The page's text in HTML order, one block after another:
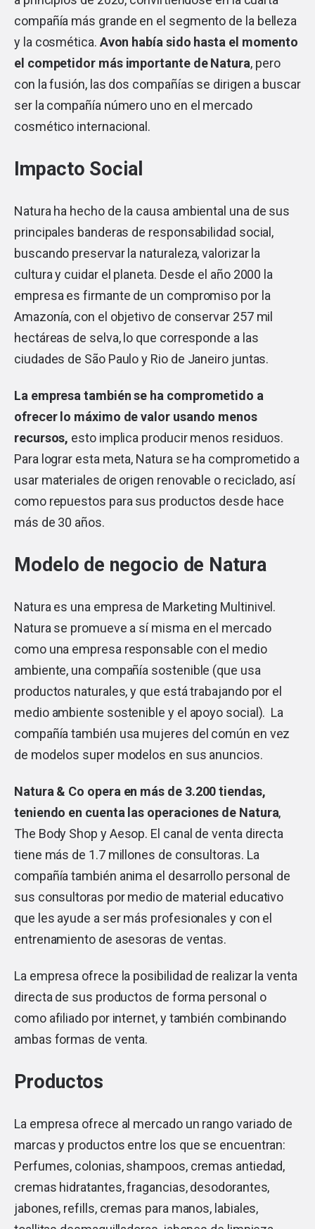
compañía más grande en el segmento de la belleza
y la cosmética. Avon había sido hasta el momento
el competidor más importante de Natura, pero
con la fusión, las dos compañías se dirigen a buscar
ser la compañía número uno en el mercado
cosmético internacional.
Impacto Social
Natura ha hecho de la causa ambiental una de sus
principales banderas de responsabilidad social,
buscando preservar la naturaleza, valorizar la
cultura y cuidar el planeta. Desde el año 2000 la
empresa es firmante de un compromiso por la
Amazonía, con el objetivo de conservar 257 mil
hectáreas de selva, lo que corresponde a las
ciudades de São Paulo y Rio de Janeiro juntas.
La empresa también se ha comprometido a
ofrecer lo máximo de valor usando menos
recursos, esto implica producir menos residuos.
Para lograr esta meta, Natura se ha comprometido a
usar materiales de origen renovable o reciclado, así
como repuestos para sus productos desde hace
más de 30 años.
Modelo de negocio de Natura
Natura es una empresa de Marketing Multinivel .
Natura se promueve a sí misma en el mercado
como una empresa responsable con el medio
ambiente, una compañía sostenible (que usa
productos naturales, y que está trabajando por el
medio ambiente sostenible y el apoyo social). La
compañía también usa mujeres del común en vez
de modelos super modelos en sus anuncios.
Natura & Co opera en más de 3.200 tiendas,
teniendo en cuenta las operaciones de Natura,
The Body Shop y Aesop. El canal de venta directa
tiene más de 1.7 millones de consultoras. La
compañía también anima el desarrollo personal de
sus consultoras por medio de material educativo
que les ayude a ser más profesionales y con el
entrenamiento de asesoras de ventas.
La empresa ofrece la posibilidad de realizar la venta
directa de sus productos de forma personal o
como afiliado por internet, y también combinando
ambas formas de venta.
Productos
La empresa ofrece al mercado un rango variado de
marcas y productos entre los que se encuentran:
Perfumes, colonias, shampoos, cremas antiedad,
cremas hidratantes, fragancias, desodorantes,
jabones, refills, cremas para manos, labiales,